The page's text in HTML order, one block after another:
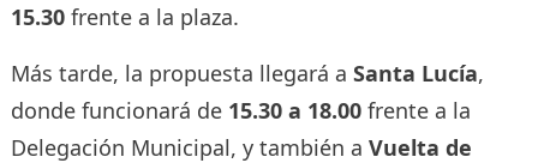
15.30frente a la plaza.
Más tarde, la propuesta llegará a Santa Lucía,
donde funcionará de 15.30 a 18.00frente a la
Delegación Municipal, y también a Vuelta de